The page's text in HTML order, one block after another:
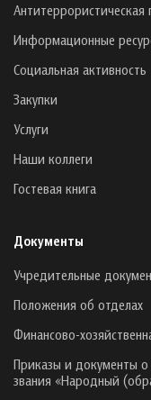
Антитеррористическая
Информационные
Социальная активность
Закупки
Услуги
Наши коллеги
Гостевая книга
Документы
Учредительные
Положения об отделах
Финансово-
Приказы и документы
звания «Народный